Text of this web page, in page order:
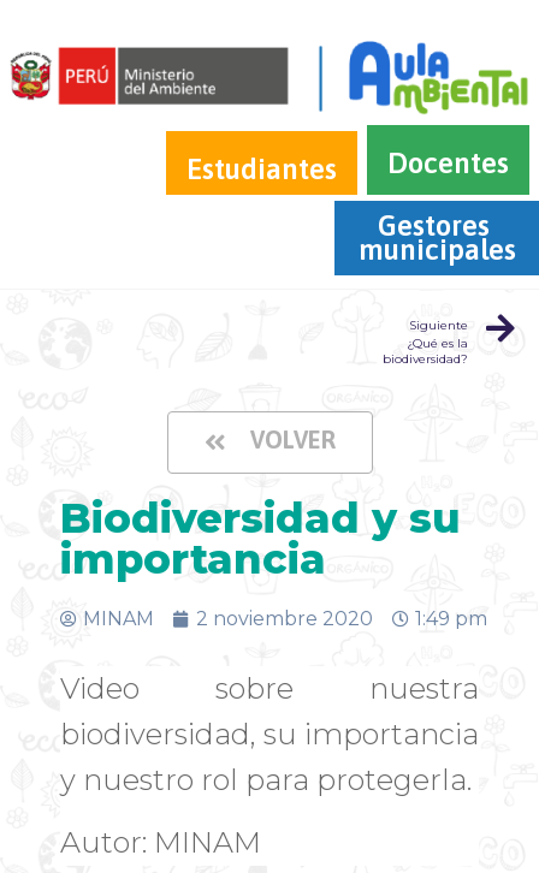
Estudiantes
Docentes
Gestores
municipales
Siguiente
¿Qué es la
biodiversidad?
VOLVER
Biodiversidad y su
importancia
MINAM 2 noviembre 2020 1:49 pm
Video sobre nuestra
biodiversidad, su importancia
y nuestro rol para protegerla.
Autor: MINAM